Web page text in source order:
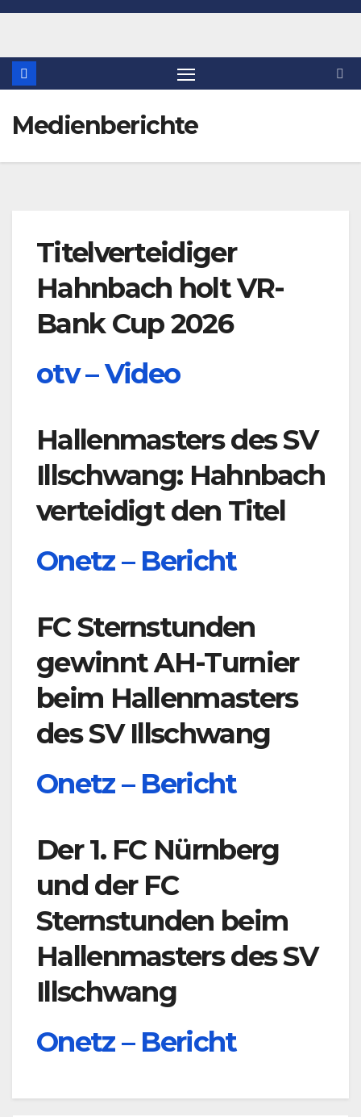
Medienberichte
Titelverteidiger
Hahnbach holt VR-
Bank Cup 2026
otv – Video
Hallenmasters des SV
Illschwang: Hahnbach
verteidigt den Titel
Onetz – Bericht
FC Sternstunden
gewinnt AH-Turnier
beim Hallenmasters
des SV Illschwang
Onetz – Bericht
Der 1. FC Nürnberg
und der FC
Sternstunden beim
Hallenmasters des SV
Illschwang
Onetz – Bericht